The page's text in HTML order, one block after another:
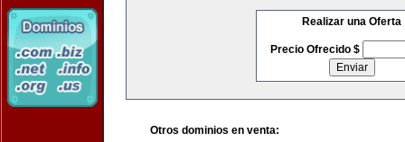
Realizar una Oferta
Precio Ofrecido $
Otros dominios en venta: